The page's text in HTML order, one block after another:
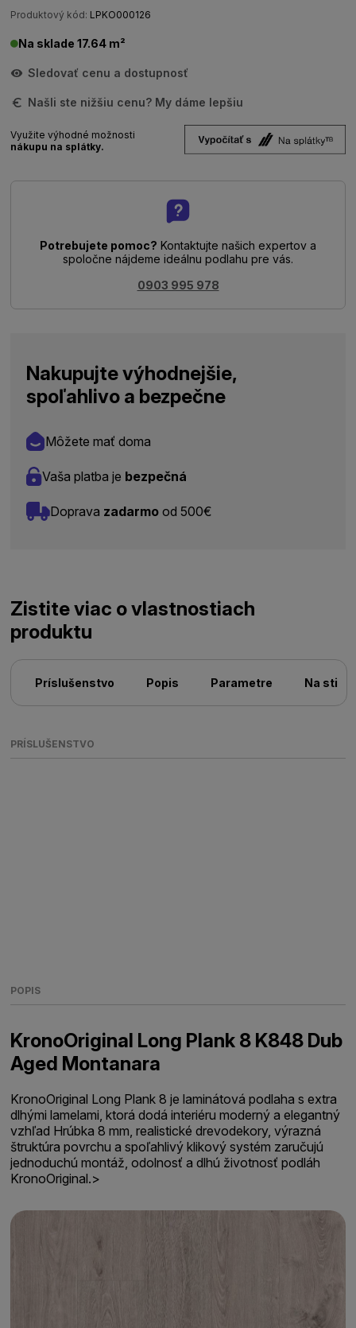
Produktový kód: LPKO000126
Na sklade 17.64 m²
Sledovať cenu a dostupnosť
Našli ste nižšiu cenu? My dáme lepšiu
Využite výhodné možnosti
nákupu na splátky.
Potrebujete pomoc? Kontaktujte našich expertov a
spoločne nájdeme ideálnu podlahu pre vás.
0903 995 978
Nakupujte výhodnejšie,
spoľahlivo a bezpečne
Môžete mať doma
Vaša platba je bezpečná
Doprava zadarmo od 500€
Zistite viac o vlastnostiach
produktu
Príslušenstvo Popis Parametre Na
PRÍSLUŠENSTVO
POPIS
KronoOriginal Long Plank 8 K848 Dub
Aged Montanara
KronoOriginal Long Plank 8 je laminátová podlaha s extra
dlhými lamelami, ktorá dodá interiéru moderný a elegantný
vzhľad Hrúbka 8 mm, realistické drevodekory, výrazná
štruktúra povrchu a spoľahlivý klikový systém zaručujú
jednoduchú montáž, odolnosť a dlhú životnosť podláh
KronoOriginal.>